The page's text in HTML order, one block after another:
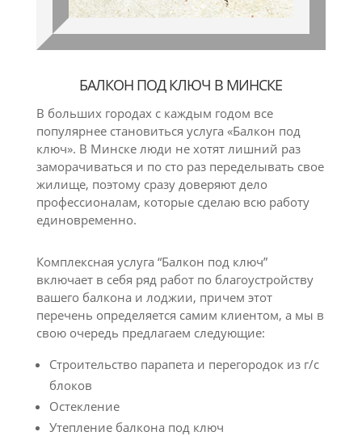
БАЛКОН ПОД КЛЮЧ В МИНСКЕ
В больших городах с каждым годом все
популярнее становиться услуга «Балкон под
ключ». В Минске люди не хотят лишний раз
заморачиваться и по сто раз переделывать свое
жилище, поэтому сразу доверяют дело
профессионалам, которые сделаю всю работу
единовременно.
Комплексная услуга “Балкон под ключ”
включает в себя ряд работ по благоустройству
вашего балкона и лоджии, причем этот
перечень определяется самим клиентом, а мы в
свою очередь предлагаем следующие:
Строительство парапета и перегородок из г/с
блоков
Остекление
Утепление балкона под ключ